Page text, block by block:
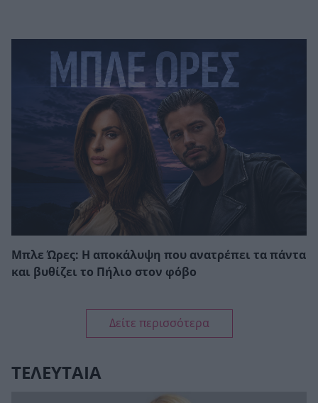
Μπλε Ώρες: Η αποκάλυψη που ανατρέπει τα πάντα
και βυθίζει το Πήλιο στον φόβο
Δείτε περισσότερα
ΤΕΛΕΥΤΑΙΑ